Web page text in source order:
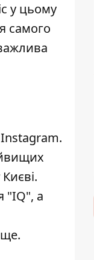
у цьому
самого
.
"IQ", а